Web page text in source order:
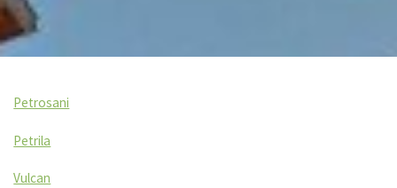
Petrosani
Petrila
Vulcan